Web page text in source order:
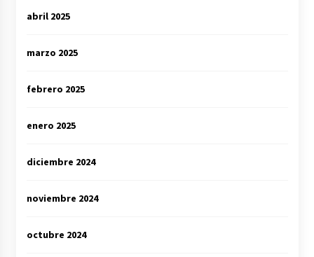
abril 2025
marzo 2025
febrero 2025
enero 2025
diciembre 2024
noviembre 2024
octubre 2024